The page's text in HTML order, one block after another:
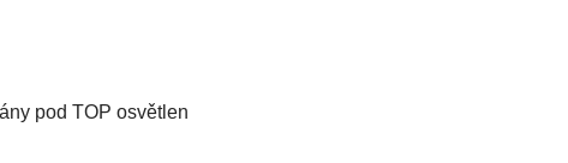
pod TOP osvětlen